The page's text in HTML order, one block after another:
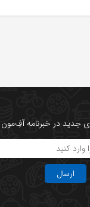
جدید در خبرنامه
ارسال